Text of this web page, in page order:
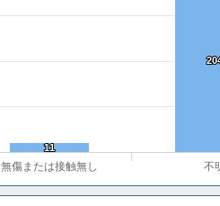
11
11
無傷または接触無し 不